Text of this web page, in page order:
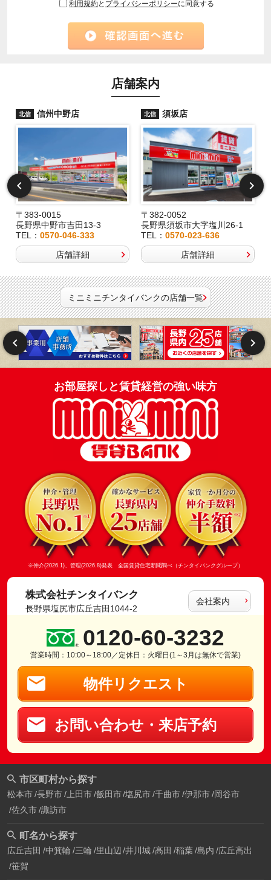
利用規約と プライバシーポリシーに同意する
店舗案内
北信 信州中野店
〒383-0015
長野県中野市吉田13-3
TEL： 0570-046-333
店舗詳細
北信 須坂店
〒382-0052
長野県須坂市大字塩川26-1
TEL：0570-023-636
店舗詳細
ミニミニチンタイバンクの店舗一覧
お部屋探しと賃貸経営の強い味方
※仲介(2026.1)、管理(2026.8)発表 全国賃貸住宅新聞調べ（チンタイバンクグループ）
株式会社チンタイバンク
長野県塩尻市広丘吉田1044-2
会社案内
0120-60-3232
営業時間：10:00～18:00／定休日：火曜日(1～3月は無休で営業)
物件リクエスト
お問い合わせ・来店予約
市区町村から探す
松本市 長野市 上田市 飯田市 塩尻市 千曲市 伊那市 岡谷市
佐久市 諏訪市
町名から探す
広丘吉田 中箕輪 三輪 里山辺 井川城 高田 稲葉 島内 広丘高出
笹賀